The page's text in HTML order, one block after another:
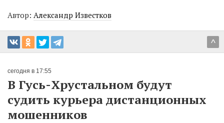
Автор: Александр Известков
^
сегодня в 17:55
В Гусь-Хрустальном будут
судить курьера дистанционных
мошенников